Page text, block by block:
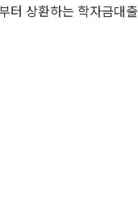
터 상환하는 학자금대출